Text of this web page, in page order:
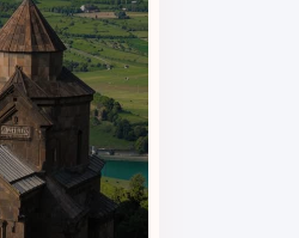
انبار
امکان نگهداری
خدمات
در صورت نیاز،
تهویه